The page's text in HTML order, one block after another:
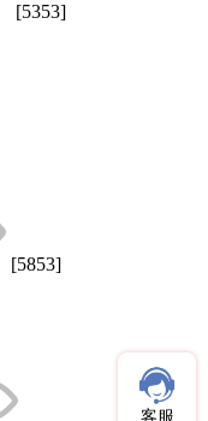
[5353]
[5853]
客服